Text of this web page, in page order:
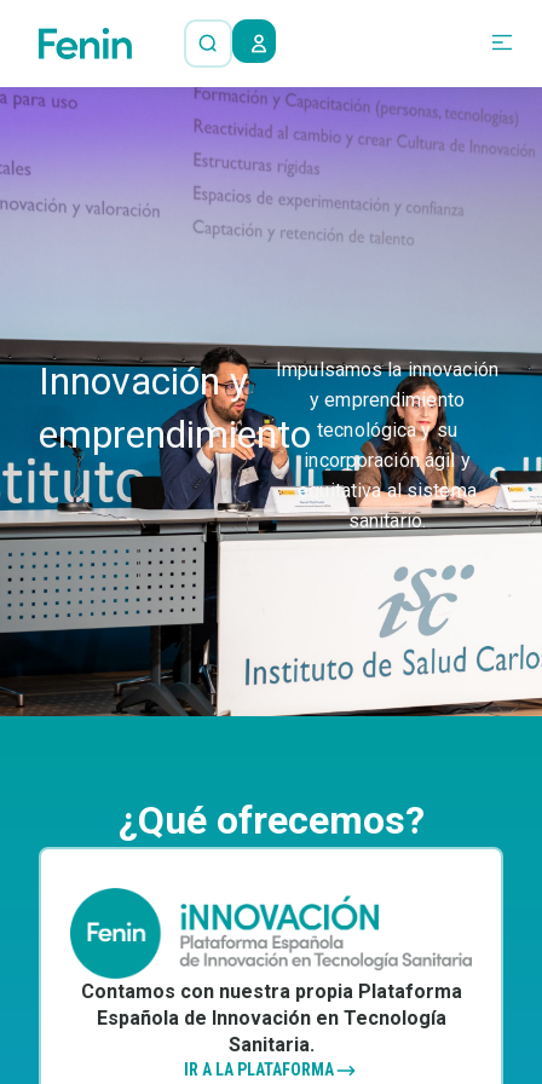
Innovación y
emprendimiento
Impulsamos la innovación
y emprendimiento
tecnológica y su
incorporación ágil y
equitativa al sistema
sanitario.
¿Qué ofrecemos?
Contamos con nuestra propia Plataforma
Española de Innovación en Tecnología
Sanitaria.
IR A LA PLATAFORMA